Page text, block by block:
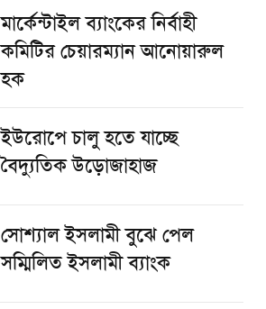
মার্কেন্টাইল ব্যাংকের নির্বাহী
কমিটির চেয়ারম্যান আনোয়ারুল
হক
ইউরোপে চালু হতে যাচ্ছে
বৈদ্যুতিক উড়োজাহাজ
সোশ্যাল ইসলামী বুঝে পেল
সম্মিলিত ইসলামী ব্যাংক